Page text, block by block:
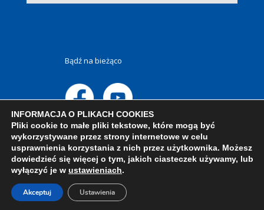
Bądź na bieżąco
INFORMACJA O PLIKACH COOKIES
Pliki cookie to małe pliki tekstowe, które mogą być
wykorzystywane przez strony internetowe w celu
usprawnienia korzystania z nich przez użytkownika. Możesz
dowiedzieć się więcej o tym, jakich ciasteczek używamy, lub
wyłączyć je w ustawieniach.
Akceptuj Ustawienia